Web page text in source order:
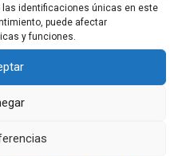
identificaciones únicas en este
puede afectar
y funciones.